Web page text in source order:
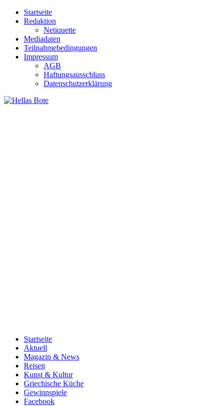
Zum
Inhalt
Startseite
Redaktion
Netiquette
Mediadaten
Teilnahmebedingungen
Impressum
AGB
Haftungsausschluss
Datenschutzerklärung
Startseite
Aktuell
Magazin & News
Reisen
Kunst & Kultur
Griechische Küche
Gewinnspiele
Facebook